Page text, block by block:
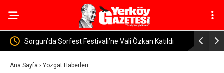
Katıldı Yozgat’ta Jandarma Baraj ve Göletlerde Güvenlik
Denetimi
Ana Sayfa › Yozgat Haberleri